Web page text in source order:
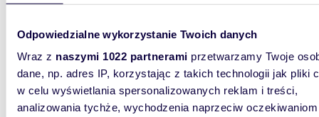
Odpowiedzialne wykorzystanie Twoich danych
Wraz z naszymi 1022 partnerami przetwarzamy Twoje
dane, np. adres IP, korzystając z takich technologii jak pliki
w celu wyświetlania spersonalizowanych reklam i treści,
analizowania tychże, wychodzenia naprzeciw oczekiwaniom
64
lokal